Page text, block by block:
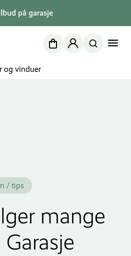
på garasje
NettbutikkMin side
og vinduer
/ tips
mange